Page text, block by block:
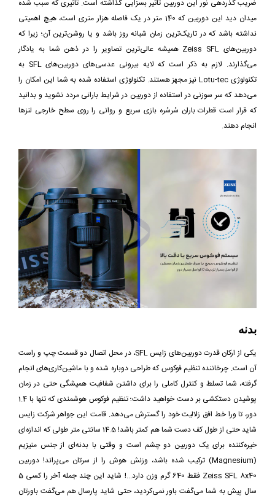
ضریب گذردهی نور این دوربین تاثیر بسزایی گذاشته است. تاثیری که سبب شده
میدان دید این دوربین که 140 متر در یک فاصله هزار متری است، هیچ اهمیتی
نداشته باشد که در تاریک‌ترین زمان شبانه روز باشد و یا روشن‌ترین ‌آن‌؛ زیرا که
دوربین‌های Zeiss SFL همیشه عالی‌ترین تصاویر را در ذهن شما به یادگار
می‌گذارند. لازم به ذکر است که لایه بیرونی عدسی‌های دوربین‌های SFL به
تکنولوژی Lotu-tec نیز مجهز هستند. تکنولوژی استفاده شده به شما این امکان را
می‌دهد که سر سوزنی در استفاده از دوربین در شرایط بارانی مردد نشوید و بدانید
که قرار است قطرات باران سُرسُره‌ بازی سریع و روانی را روی سطح خارجی لنزها
انجام دهند.
بدنه
یکی از ارکان قدرت دوربین‌های زایس SFL، در محل اتصال دو قسمت چپ و راست
آن است. چرخاننده تنظیم فوکوس که طراحی دوباره شده و با ماشین‌کاری‌های انجام
گرفته، شما تسلط و کنترل کاملی را برای داشتن شفافیت همیشگی حتی در زمان
پوشیدن دستکشی بر دست خواهید داشت؛ تنظیم فوکوس هوشمندی که تنها با 1.4
دور، تا ورا خط افق زلالیت‌ خود را گسترش می‌دهد. قامت این جواهر شرکت زایس
شاید حتی از طول کف دست شما هم کمتر باشد! 14.5 سانتی متر طولی که اندازه‌ای
خیره‌کننده برای یک دوربین دو چشم است و وقتی با بدنه‌ای از جنس منیزیم
(Magnesium) ترکیب شده باشد، وزنش هوش را از سرتان می‌پراند! دوربین
Zeiss SFL 8x40 فقط 640 گرم وزن دارد...! شاید این چند جمله آخر را کسی 5
سال پیش به شما می‌گفت باور نمی‌کردید، حتی شاید پارسال هم می‌گفت باورتان